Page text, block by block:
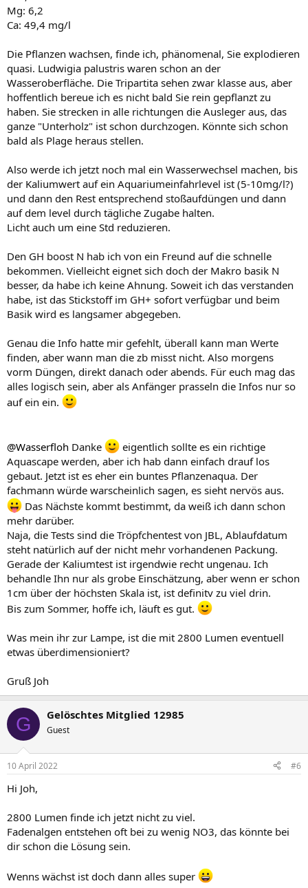
Mg: 6,2
Ca: 49,4 mg/l
Die Pflanzen wachsen, finde ich, phänomenal, Sie explodieren
quasi. Ludwigia palustris waren schon an der
Wasseroberfläche. Die Tripartita sehen zwar klasse aus, aber
hoffentlich bereue ich es nicht bald Sie rein gepflanzt zu
haben. Sie strecken in alle richtungen die Ausleger aus, das
ganze "Unterholz" ist schon durchzogen. Könnte sich schon
bald als Plage heraus stellen.
Also werde ich jetzt noch mal ein Wasserwechsel machen, bis
der Kaliumwert auf ein Aquariumeinfahrlevel ist (5-10mg/l?)
und dann den Rest entsprechend stoßaufdüngen und dann
auf dem level durch tägliche Zugabe halten.
Licht auch um eine Std reduzieren.
Den GH boost N hab ich von ein Freund auf die schnelle
bekommen. Vielleicht eignet sich doch der Makro basik N
besser, da habe ich keine Ahnung. Soweit ich das verstanden
habe, ist das Stickstoff im GH+ sofort verfügbar und beim
Basik wird es langsamer abgegeben.
Genau die Info hatte mir gefehlt, überall kann man Werte
finden, aber wann man die zb misst nicht. Also morgens
vorm Düngen, direkt danach oder abends. Für euch mag das
alles logisch sein, aber als Anfänger prasseln die Infos nur so
auf ein ein.
@Wasserfloh Danke
eigentlich sollte es ein richtige
Aquascape werden, aber ich hab dann einfach drauf los
gebaut. Jetzt ist es eher ein buntes Pflanzenaqua. Der
fachmann würde warscheinlich sagen, es sieht nervös aus.
Das Nächste kommt bestimmt, da weiß ich dann schon
mehr darüber.
Naja, die Tests sind die Tröpfchentest von JBL, Ablaufdatum
steht natürlich auf der nicht mehr vorhandenen Packung.
Gerade der Kaliumtest ist irgendwie recht ungenau. Ich
behandle Ihn nur als grobe Einschätzung, aber wenn er schon
1cm über der höchsten Skala ist, ist definitv zu viel drin.
Bis zum Sommer, hoffe ich, läuft es gut.
Was mein ihr zur Lampe, ist die mit 2800 Lumen eventuell
etwas überdimensioniert?
Gruß Joh
G Gelöschtes Mitglied 12985
Guest
10 April 2022 #6
Hi Joh,
2800 Lumen finde ich jetzt nicht zu viel.
Fadenalgen entstehen oft bei zu wenig NO3, das könnte bei
dir schon die Lösung sein.
Wenns wächst ist doch dann alles super